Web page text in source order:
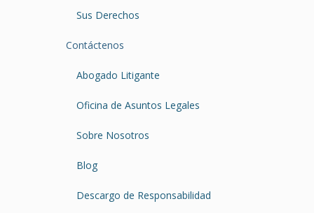
Sus Derechos
Contáctenos
Abogado Litigante
Oficina de Asuntos Legales
Sobre Nosotros
Blog
Descargo de Responsabilidad